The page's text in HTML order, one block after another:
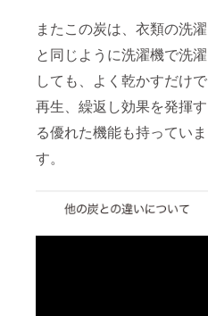
またこの炭は、衣類の洗濯
と同じように洗濯機で洗濯
しても、よく乾かすだけで
再生、繰返し効果を発揮す
る優れた機能も持っていま
す。